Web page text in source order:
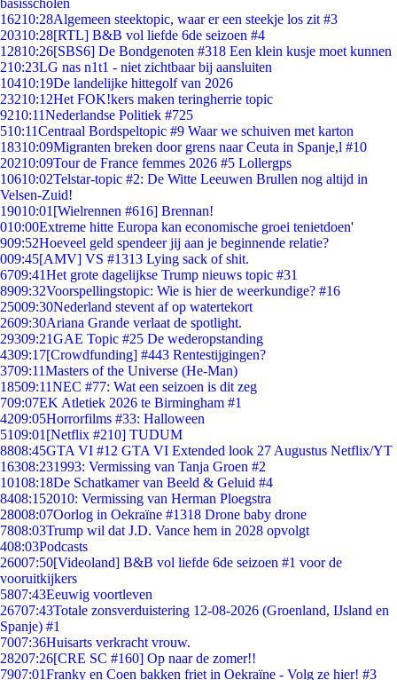
basisscholen
16210:28Algemeen steektopic, waar er een steekje los zit #3
20310:28[RTL] B&B vol liefde 6de seizoen #4
12810:26[SBS6] De Bondgenoten #318 Een klein kusje moet kunnen
210:23LG nas n1t1 - niet zichtbaar bij aansluiten
10410:19De landelijke hittegolf van 2026
23210:12Het FOK!kers maken teringherrie topic
9210:11Nederlandse Politiek #725
510:11Centraal Bordspeltopic #9 Waar we schuiven met karton
18310:09Migranten breken door grens naar Ceuta in Spanje,l #10
20210:09Tour de France femmes 2026 #5 Lollergps
10610:02Telstar-topic #2: De Witte Leeuwen Brullen nog altijd in
Velsen-Zuid!
19010:01 [Wielrennen #616] Brennan!
010:00Extreme hitte Europa kan economische groei tenietdoen'
909:52Hoeveel geld spendeer jij aan je beginnende relatie?
009:45[AMV] VS #1313 Lying sack of shit.
6709:41Het grote dagelijkse Trump nieuws topic #31
8909:32Voorspellingstopic: Wie is hier de weerkundige? #16
25009:30Nederland stevent af op watertekort
2609:30Ariana Grande verlaat de spotlight.
29309:21GAE Topic #25 De wederopstanding
4309:17[Crowdfunding] #443 Rentestijgingen?
3709:11Masters of the Universe (He-Man)
18509:11NEC #77: Wat een seizoen is dit zeg
709:07EK Atletiek 2026 te Birmingham #1
4209:05Horrorfilms #33: Halloween
5109:01 [Netflix #210] TUDUM
8808:45GTA VI #12 GTA VI Extended look 27 Augustus Netflix/YT
16308:231993: Vermissing van Tanja Groen #2
10108:18De Schatkamer van Beeld & Geluid #4
8408:152010: Vermissing van Herman Ploegstra
28008:07Oorlog in Oekraïne #1318 Drone baby drone
7808:03Trump wil dat J.D. Vance hem in 2028 opvolgt
408:03Podcasts
26007:50[Videoland] B&B vol liefde 6de seizoen #1 voor de
vooruitkijkers
5807:43Eeuwig voortleven
26707:43Totale zonsverduistering 12-08-2026 (Groenland, IJsland en
Spanje) #1
7007:36Huisarts verkracht vrouw.
28207:26[CRE SC #160] Op naar de zomer!!
7907:01Franky en Coen bakken friet in Oekraïne - Volg ze hier! #3